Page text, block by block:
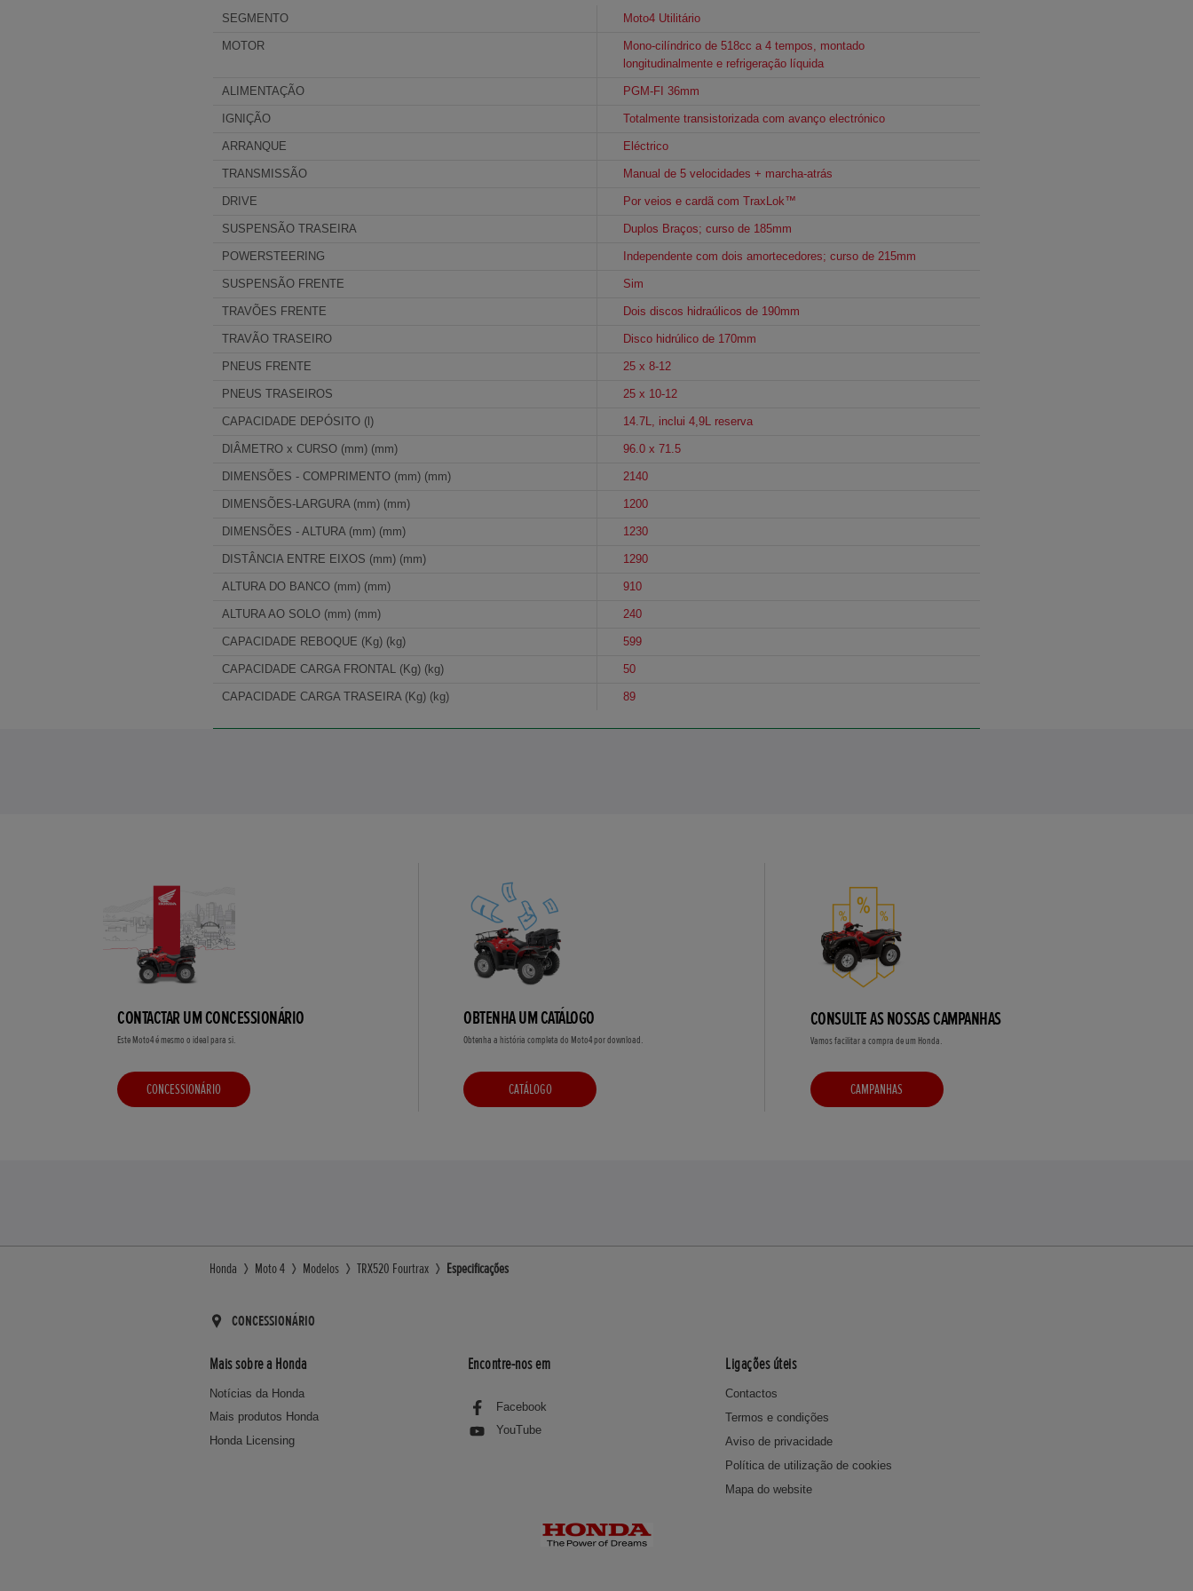
SEGMENTO Moto4 Utilitário
MOTOR
Mono-cilíndrico de 518cc a 4 tempos, montado
longitudinalmente e refrigeração líquida
ALIMENTAÇÃO PGM-FI 36mm
IGNIÇÃO Totalmente transistorizada com avanço electrónico
ARRANQUE Eléctrico
TRANSMISSÃO Manual de 5 velocidades + marcha-atrás
DRIVE Por veios e cardã com TraxLok™
SUSPENSÃO TRASEIRA Duplos Braços; curso de 185mm
POWERSTEERING Independente com dois amortecedores; curso de 215mm
SUSPENSÃO FRENTE Sim
TRAVÕES FRENTE Dois discos hidraúlicos de 190mm
TRAVÃO TRASEIRO Disco hidrúlico de 170mm
PNEUS FRENTE 25 x 8-12
PNEUS TRASEIROS 25 x 10-12
CAPACIDADE DEPÓSITO (l) 14.7L, inclui 4,9L reserva
DIÂMETRO x CURSO (mm) (mm) 96.0 x 71.5
DIMENSÕES - COMPRIMENTO (mm) (mm) 2140
DIMENSÕES-LARGURA (mm) (mm) 1200
DIMENSÕES - ALTURA (mm) (mm) 1230
DISTÂNCIA ENTRE EIXOS (mm) (mm) 1290
ALTURA DO BANCO (mm) (mm) 910
ALTURA AO SOLO (mm) (mm) 240
CAPACIDADE REBOQUE (Kg) (kg) 599
CAPACIDADE CARGA FRONTAL (Kg) (kg) 50
CAPACIDADE CARGA TRASEIRA (Kg) (kg) 89
CONTACTAR UM CONCESSIONÁRIO
Este Moto4 é mesmo o ideal para si.
CONCESSIONÁRIO
OBTENHA UM CATÁLOGO
Obtenha a história completa do Moto4 por download.
CATÁLOGO
CONSULTE AS NOSSAS CAMPANHAS
Vamos facilitar a compra de um Honda.
CAMPANHAS
Honda Moto 4 Modelos TRX520 Fourtrax Especificações
CONCESSIONÁRIO
Mais sobre a Honda
Notícias da Honda
Mais produtos Honda
Honda Licensing
Encontre-nos em
Facebook
YouTube
Ligações úteis
Contactos
Termos e condições
Aviso de privacidade
Política de utilização de cookies
Mapa do website